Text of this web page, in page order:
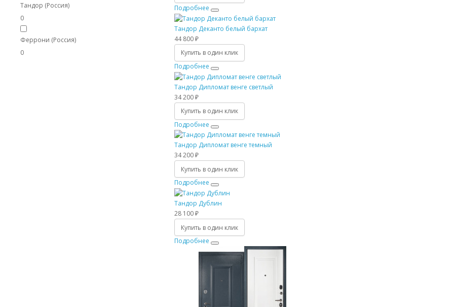
Тандор (Россия)
0
Феррони (Россия)
0
Подробнее
Тандор Деканто белый бархат
44 800 ₽
Купить в один клик
Подробнее
Тандор Дипломат венге светлый
34 200 ₽
Купить в один клик
Подробнее
Тандор Дипломат венге темный
34 200 ₽
Купить в один клик
Подробнее
Тандор Дублин
28 100 ₽
Купить в один клик
Подробнее